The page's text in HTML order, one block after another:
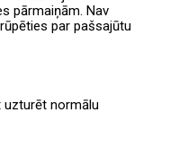
pārmaiņām. Nav
par pašsajūtu
uzturēt normālu